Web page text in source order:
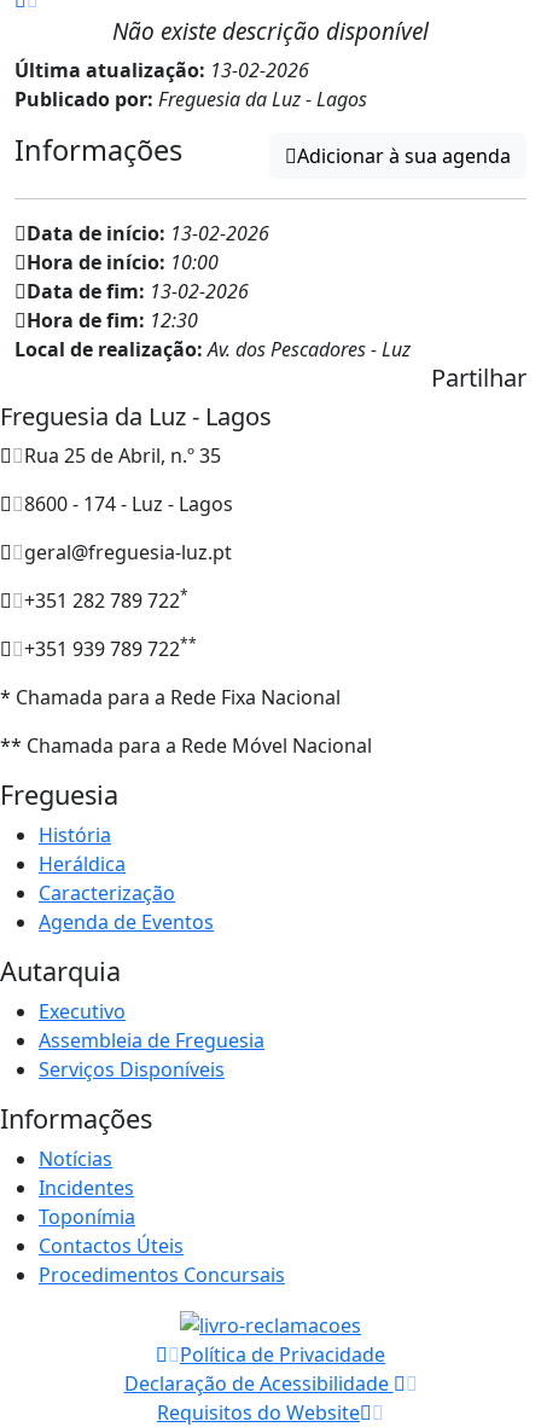
Não existe descrição disponível
Última atualização: 13-02-2026
Publicado por: Freguesia da Luz - Lagos
Informações Adicionar à sua agenda
Data de início: 13-02-2026
Hora de início: 10:00
Data de fim: 13-02-2026
Hora de fim: 12:30
Local de realização:Av. dos Pescadores - Luz
Partilhar
Freguesia da Luz - Lagos
Rua 25 de Abril, n.º 35
8600 - 174 - Luz - Lagos
geral@freguesia-luz.pt
+351 282 789 722*
+351 939 789 722**
* Chamada para a Rede Fixa Nacional
** Chamada para a Rede Móvel Nacional
Freguesia
História
Heráldica
Caracterização
Agenda de Eventos
Autarquia
Executivo
Assembleia de Freguesia
Serviços Disponíveis
Informações
Notícias
Incidentes
Toponímia
Contactos Úteis
Procedimentos Concursais
Política de Privacidade
Declaração de Acessibilidade
Requisitos do Website